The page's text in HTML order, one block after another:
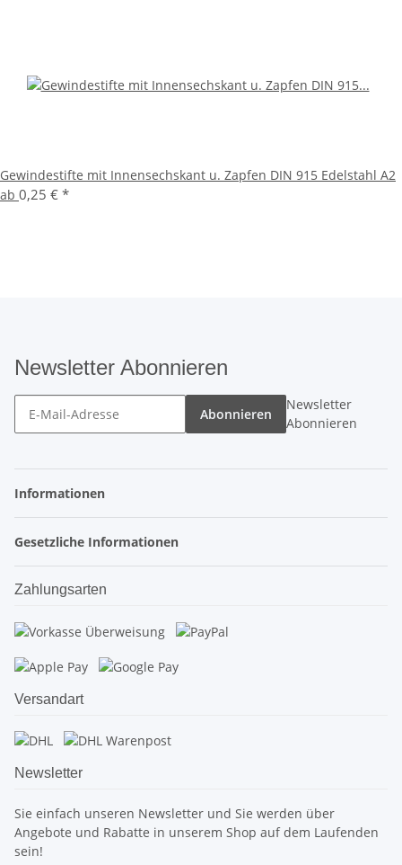
Gewindestifte mit Innensechskant u. Zapfen DIN 915 Edelstahl A2
ab 0,25 € *
Newsletter Abonnieren
Abonnieren
Newsletter
Abonnieren
Informationen
Gesetzliche Informationen
Zahlungsarten
Versandart
Newsletter
Sie einfach unseren Newsletter und Sie werden über
Angebote und Rabatte in unserem Shop auf dem Laufenden
sein!